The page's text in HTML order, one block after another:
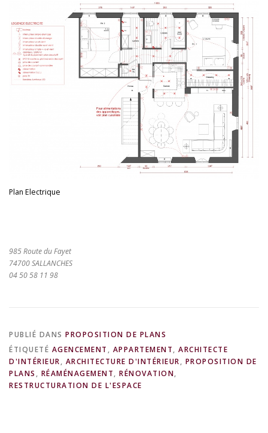
Plan Electrique
985 Route du Fayet
74700 SALLANCHES
04 50 58 11 98
PUBLIÉ DANS PROPOSITION DE PLANS
ÉTIQUETÉ AGENCEMENT , APPARTEMENT, ARCHITECTE
D'INTÉRIEUR, ARCHITECTURE D'INTÉRIEUR, PROPOSITION DE
PLANS , RÉAMÉNAGEMENT, RÉNOVATION,
RESTRUCTURATION DE L'ESPACE